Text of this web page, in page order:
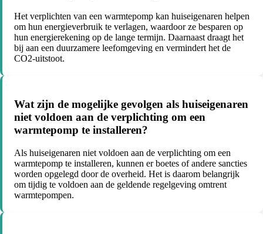
Het verplichten van een warmtepomp kan huiseigenaren helpen
om hun energieverbruik te verlagen, waardoor ze besparen op
hun energierekening op de lange termijn. Daarnaast draagt het
bij aan een duurzamere leefomgeving en vermindert het de
CO2-uitstoot.
Wat zijn de mogelijke gevolgen als huiseigenaren
niet voldoen aan de verplichting om een
warmtepomp te installeren?
Als huiseigenaren niet voldoen aan de verplichting om een
warmtepomp te installeren, kunnen er boetes of andere sancties
worden opgelegd door de overheid. Het is daarom belangrijk
om tijdig te voldoen aan de geldende regelgeving omtrent
warmtepompen.